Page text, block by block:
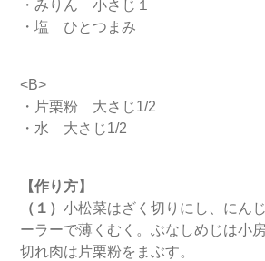
・みりん 小さじ１
・塩 ひとつまみ
<B>
・片栗粉 大さじ1/2
・水 大さじ1/2
【作り方】
（１）小松菜はざく切りにし、にん
ーラーで薄くむく。ぶなしめじは小
切れ肉は片栗粉をまぶす。